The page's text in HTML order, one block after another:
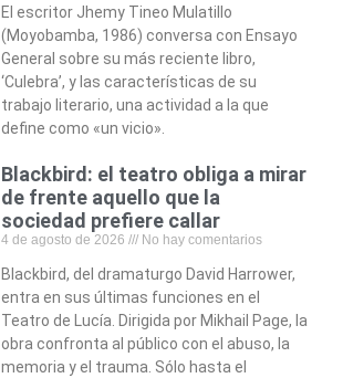
El escritor Jhemy Tineo Mulatillo
(Moyobamba, 1986) conversa con Ensayo
General sobre su más reciente libro,
‘Culebra’, y las características de su
trabajo literario, una actividad a la que
define como «un vicio».
Blackbird: el teatro obliga a mirar
de frente aquello que la
sociedad prefiere callar
4 de agosto de 2026 No hay comentarios
Blackbird, del dramaturgo David Harrower,
entra en sus últimas funciones en el
Teatro de Lucía. Dirigida por Mikhail Page, la
obra confronta al público con el abuso, la
memoria y el trauma. Sólo hasta el